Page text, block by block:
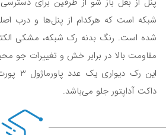
شبکه است که هرکدام از پنل‌ها و درب
شده است. رنگ بدنه رک شبکه، مشکی
مقاومت بالا در برابر خش و تغییرات جو
این رک
داکت آداپتور جلو می‌باشد.